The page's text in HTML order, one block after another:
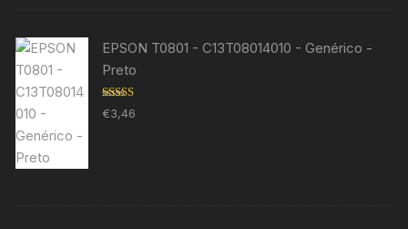
EPSON T0801 - C13T08014010 - Genérico -
Preto
Avaliação
5.00 de 5
€3,46